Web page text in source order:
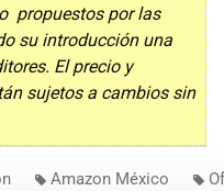
propuestos por las
su introducción una
El precio y
sujetos a cambios sin
Amazon México